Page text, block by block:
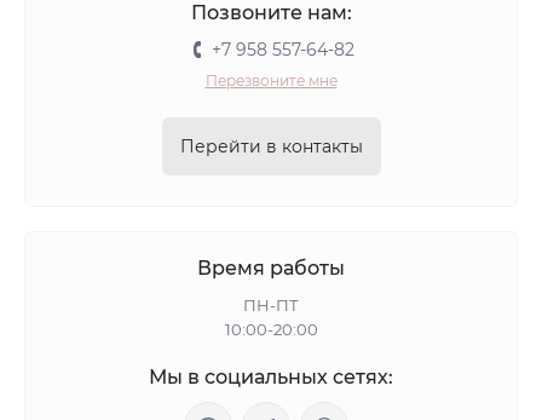
Позвоните нам:
+7 958 557-64-82
Перезвоните мне
Перейти в контакты
Время работы
ПН-ПТ
10:00-20:00
Мы в социальных сетях: